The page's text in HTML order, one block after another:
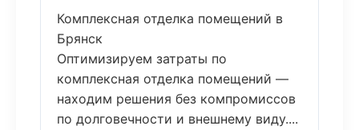
Комплексная отделка помещений в
Брянск
Оптимизируем затраты по
комплексная отделка помещений —
находим решения без компромиссов
по долговечности и внешнему виду....